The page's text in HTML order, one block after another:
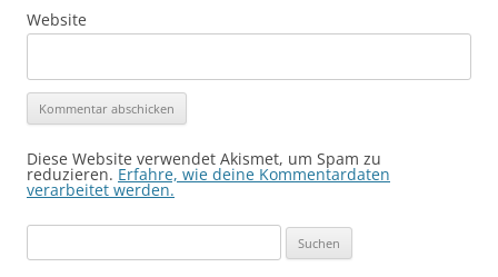
Website
Diese Website verwendet Akismet, um Spam zu
reduzieren. Erfahre, wie deine Kommentardaten
verarbeitet werden.
nach: